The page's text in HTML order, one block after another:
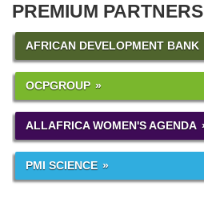
PREMIUM PARTNERS
AFRICAN DEVELOPMENT BANK
OCPGROUP
ALLAFRICA WOMEN'S AGENDA
PMI SCIENCE